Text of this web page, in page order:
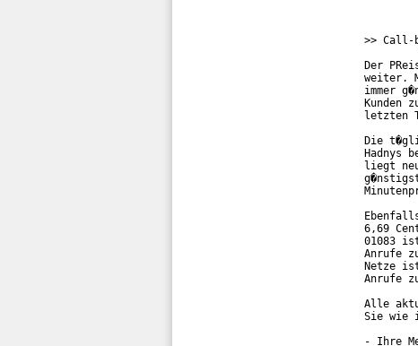
>> Call-
Der
weiter.
immer
Kunden
letzten
Die
Hadnys
liegt
6,69
01083
Anrufe
Netze
Anrufe
Alle
Sie wie
- Ihre